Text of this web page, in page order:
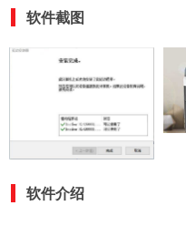
软件截图
软件介绍